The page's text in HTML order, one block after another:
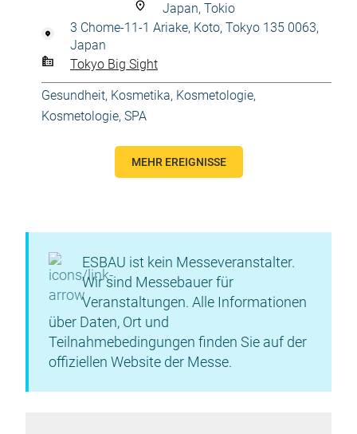
Japan, Tokio
3 Chome-11-1 Ariake, Koto, Tokyo 135 0063,
Japan
Tokyo Big Sight
Gesundheit, Kosmetika, Kosmetologie,
Kosmetologie, SPA
MEHR EREIGNISSE
ESBAU ist kein Messeveranstalter.
Wir sind Messebauer für
Veranstaltungen. Alle Informationen
über Daten, Ort und
Teilnahmebedingungen finden Sie auf der
offiziellen Website der Messe.